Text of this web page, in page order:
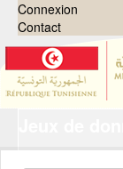
Connexion
Contact
Organisations